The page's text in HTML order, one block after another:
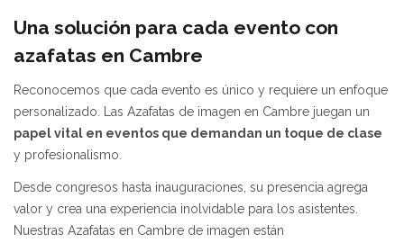
Una solución para cada evento con
azafatas en Cambre
Reconocemos que cada evento es único y requiere un enfoque
personalizado. Las Azafatas de imagen en Cambre juegan un
papel vital en eventos que demandan un toque de clase
y profesionalismo.
Desde congresos hasta inauguraciones, su presencia agrega
valor y crea una experiencia inolvidable para los asistentes.
Nuestras Azafatas en Cambre de imagen están